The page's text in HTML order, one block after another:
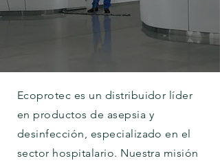
Ecoprotec es un distribuidor líder
en productos de asepsia y
desinfección, especializado en el
sector hospitalario. Nuestra misión